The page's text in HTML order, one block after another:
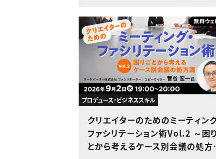
プロデュース・ビジネススキル
クリエイターのためのミーティング
ファシリテーション術Vol.2 ～困りご
とから考えるケース別会議の処方